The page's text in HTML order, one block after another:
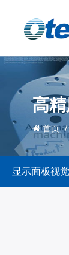
高
首页 /
显示面板视